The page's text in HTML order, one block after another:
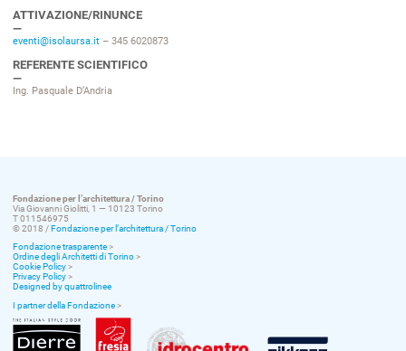
ATTIVAZIONE/RINUNCE
eventi@isolaursa.it – 345 6020873
REFERENTE SCIENTIFICO
Ing. Pasquale D’Andria
Fondazione per l’architettura / Torino
Via Giovanni Giolitti, 1 — 10123 Torino
T 011546975
© 2018 /Fondazione per l’architettura / Torino
Fondazione trasparente>
Ordine degli Architetti di Torino>
Cookie Policy>
Privacy Policy>
Designed by quattrolinee
I partner della Fondazione>